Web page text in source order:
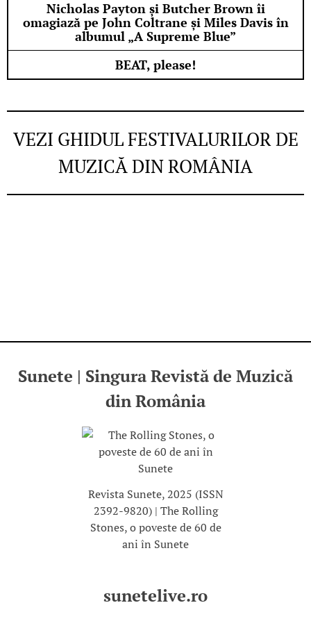
Nicholas Payton și Butcher Brown îi
omagiază pe John Coltrane și Miles Davis în
albumul „A Supreme Blue”
BEAT, please!
VEZI GHIDUL FESTIVALURILOR DE
MUZICĂ DIN ROMÂNIA
Sunete | Singura Revistă de Muzică
din România
Revista Sunete, 2025 (ISSN
2392-9820) | The Rolling
Stones, o poveste de 60 de
ani în Sunete
sunetelive.ro